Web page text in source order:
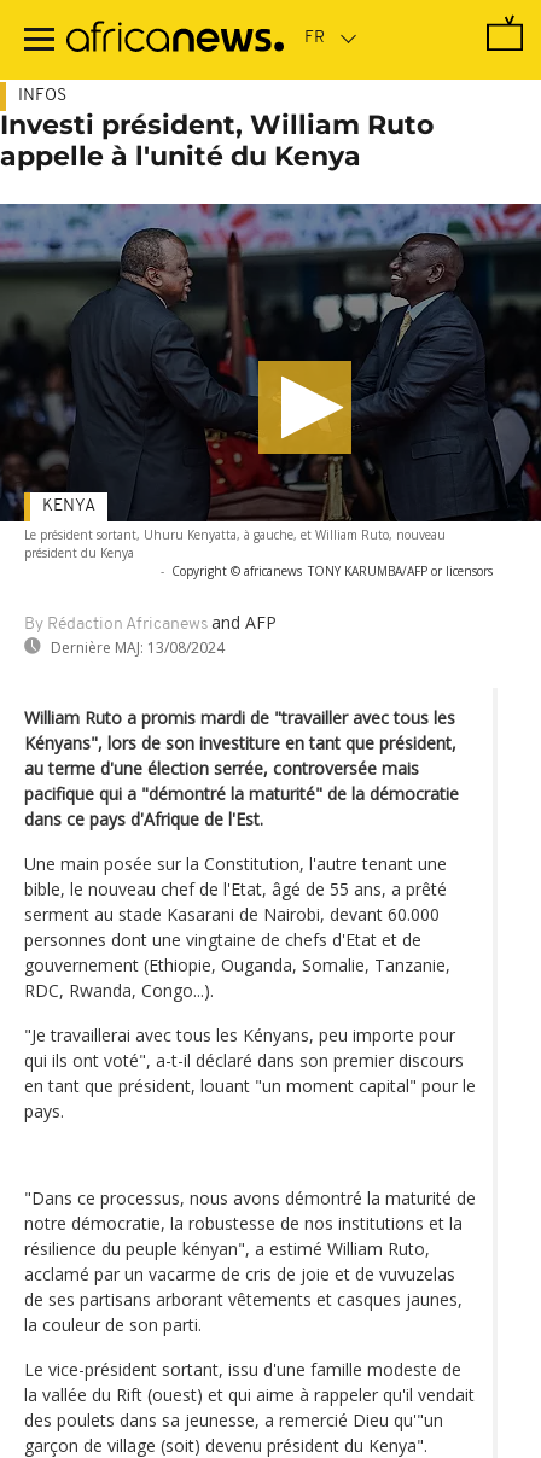
contenu
INFOS
Investi président, William Ruto
appelle à l'unité du Kenya
Le président sortant, Uhuru Kenyatta, à gauche, et William Ruto, nouveau
président du Kenya
- Copyright © africanews TONY KARUMBA/AFP or licensors
By Rédaction Africanews and AFP
Dernière MAJ: 13/08/2024
KENYA
William Ruto a promis mardi de "travailler avec tous les
Kényans", lors de son investiture en tant que président,
au terme d'une élection serrée, controversée mais
pacifique qui a "démontré la maturité" de la démocratie
dans ce pays d'Afrique de l'Est.
Une main posée sur la Constitution, l'autre tenant une
bible, le nouveau chef de l'Etat, âgé de 55 ans, a prêté
serment au stade Kasarani de Nairobi, devant 60.000
personnes dont une vingtaine de chefs d'Etat et de
gouvernement (Ethiopie, Ouganda, Somalie, Tanzanie,
RDC, Rwanda, Congo...).
"Je travaillerai avec tous les Kényans, peu importe pour
qui ils ont voté", a-t-il déclaré dans son premier discours
en tant que président, louant "un moment capital" pour le
pays.
"Dans ce processus, nous avons démontré la maturité de
notre démocratie, la robustesse de nos institutions et la
résilience du peuple kényan", a estimé William Ruto,
acclamé par un vacarme de cris de joie et de vuvuzelas
de ses partisans arborant vêtements et casques jaunes,
la couleur de son parti.
Le vice-président sortant, issu d'une famille modeste de
la vallée du Rift (ouest) et qui aime à rappeler qu'il vendait
des poulets dans sa jeunesse, a remercié Dieu qu'"un
garçon de village (soit) devenu président du Kenya".